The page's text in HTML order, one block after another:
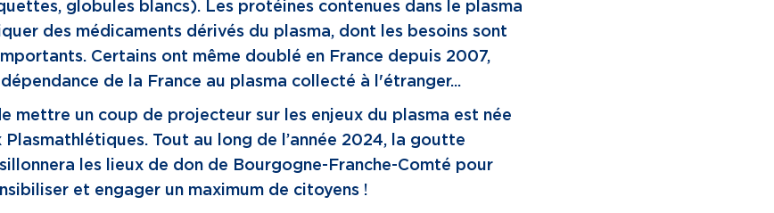
globules blancs). Les protéines contenues dans le plasma
des médicaments dérivés du plasma, dont les besoins sont
Certains ont même doublé en France depuis 2007,
de la France au plasma collecté à l'étranger...
mettre un coup de projecteur sur les enjeux du plasma est née
Plasmathlétiques. Tout au long de l’année 2024, la goutte
les lieux de don de Bourgogne-Franche-Comté pour
et engager un maximum de citoyens !